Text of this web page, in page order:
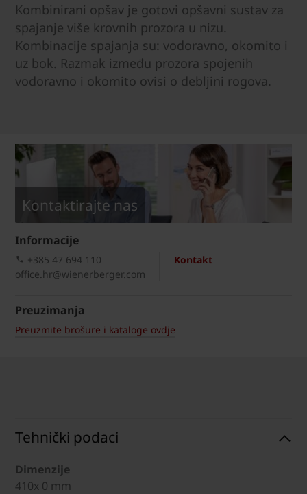
Kombinirani opšav je gotovi opšavni sustav za
spajanje više krovnih prozora u nizu.
Kombinacije spajanja su: vodoravno, okomito i
uz bok. Razmak između prozora spojenih
vodoravno i okomito ovisi o debljini rogova.
Kontaktirajte nas
Informacije
Kontakt
+385 47 694 110
office.hr@wienerberger.com
Preuzimanja
Preuzmite brošure i kataloge ovdje
Tehnički podaci
Dimenzije
410x 0 mm